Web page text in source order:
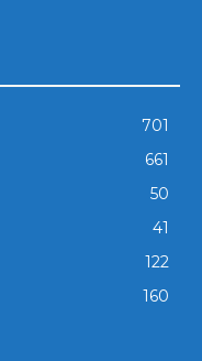
701
661
50
41
122
160